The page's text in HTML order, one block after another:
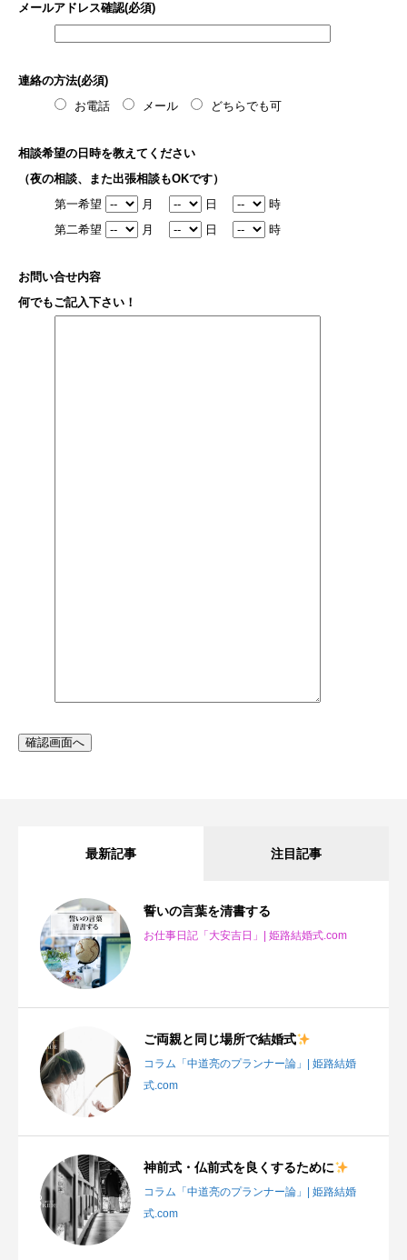
メールアドレス確認(必須)
連絡の方法(必須)
お電話
メール どちらでも可
相談希望の日時を教えてください
（夜の相談、また出張相談もOKです）
第一希望
月 日
時
第二希望
月 日 時
お問い合せ内容
何でもご記入下さい！
最新記事 注目記事
誓いの言葉を清書する
お仕事日記「大安吉日」| 姫路結婚式.com
ご両親と同じ場所で結婚式
コラム「中道亮のプランナー論」| 姫路結婚
式.com
神前式・仏前式を良くするために
コラム「中道亮のプランナー論」| 姫路結婚
式.com